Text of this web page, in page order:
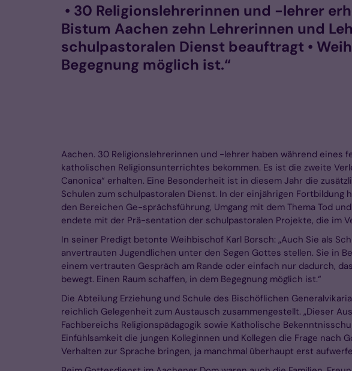
• 30 Religionslehrerinnen und -lehrer
Bistum Aachen zehn Lehrerinnen und
schulpastoralen Dienst beauftragt •
Begegnung möglich ist.“
Aachen. 30 Religionslehrerinnen und -lehrer haben während
katholischen Religionsunterrichtes bekommen. Es ist die zweite
Canonica“ erhalten. Eine Besonderheit ist in diesem Jahr die
Schulen zum schulpastoralen Dienst. In der einjährigen
den Bereichen Ge-sprächsführung, Umgang mit dem Thema Tod
endete mit der Prä-sentation der schulpastoralen Projekte, die im
In seiner Predigt betonte Weihbischof Karl Borsch: „Auch Sie als
anvertrauten Jugendlichen unter den Segen Gottes stellen. Sie in
einem vertrauten Gespräch am Rande oder einfach nur dadurch,
bewegt. Einen Raum schaffen, in dem Begegnung möglich ist.“
Die Abteilung Erziehung und Schule des Bischöflichen
reichlich Gelegenheit zum Austausch zusammengestellt. „Dieser
Fachbereichs Religionspädagogik sowie Katholische
Einfühlsamkeit die jungen Kolleginnen und Kollegen die Frage
Verhalten zur Sprache bringen, ja manchmal überhaupt erst